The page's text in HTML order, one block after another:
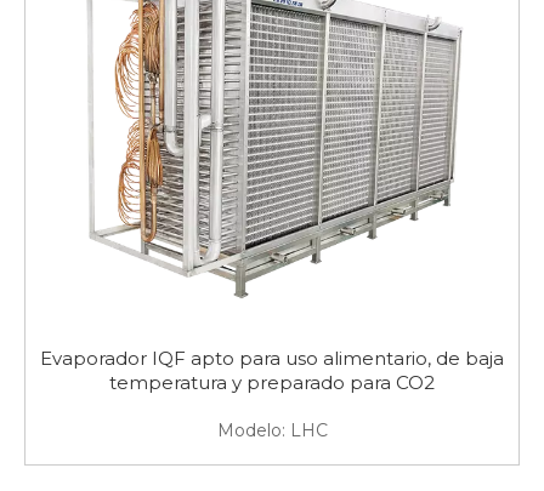
Evaporador IQF apto para uso alimentario, de baja
temperatura y preparado para CO2
Modelo: LHC